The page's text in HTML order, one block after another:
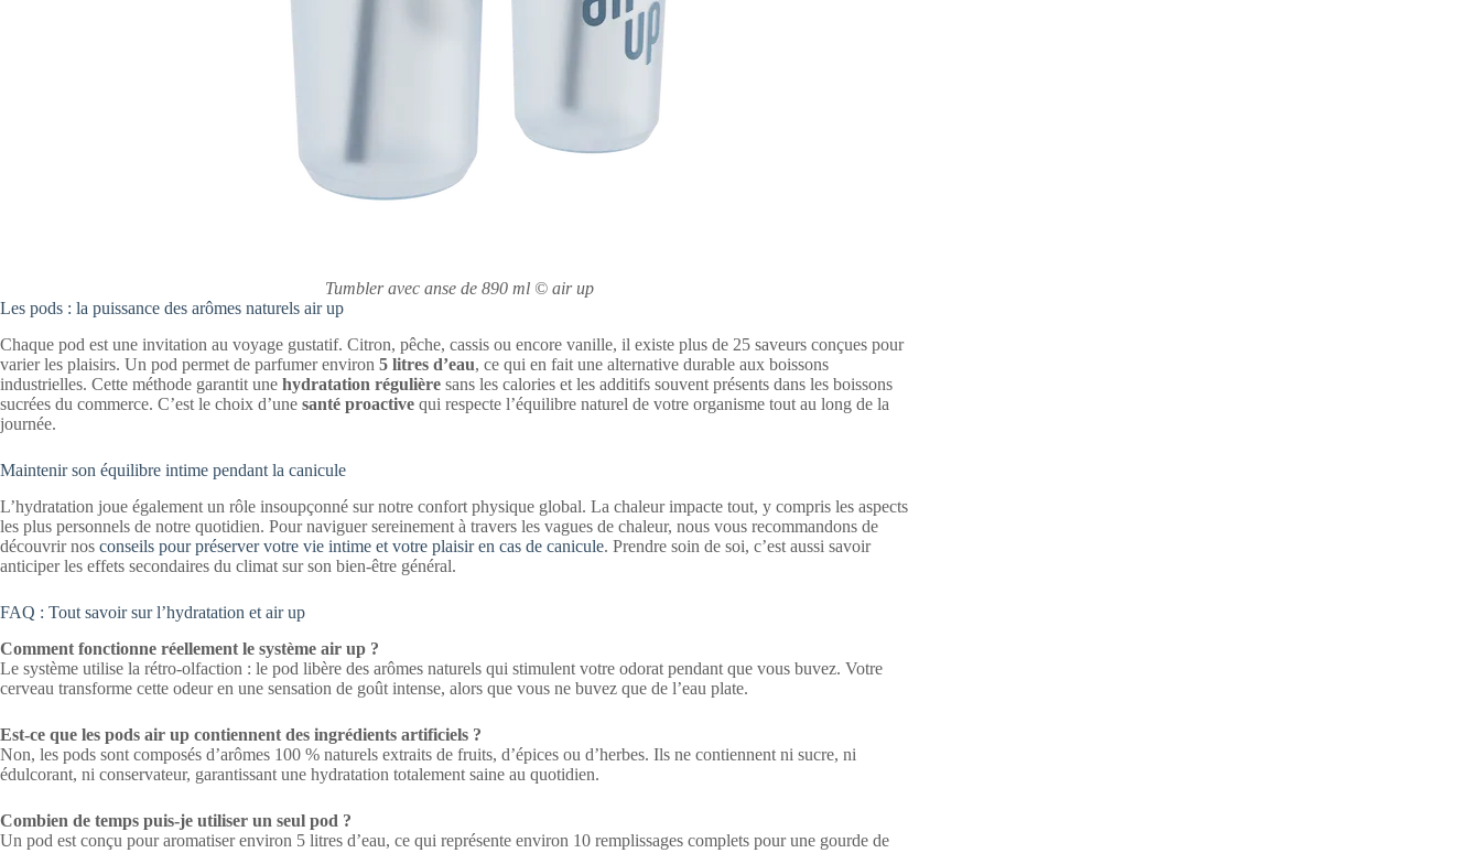
Tumbler avec anse de 890 ml © air up
Les pods : la puissance des arômes naturels air up
Chaque pod est une invitation au voyage gustatif. Citron, pêche, cassis ou encore vanille, il existe plus de 25 saveurs conçues pour
varier les plaisirs. Un pod permet de parfumer environ 5 litres d’eau, ce qui en fait une alternative durable aux boissons
industrielles. Cette méthode garantit une hydratation régulière sans les calories et les additifs souvent présents dans les boissons
sucrées du commerce. C’est le choix d’une santé proactive qui respecte l’équilibre naturel de votre organisme tout au long de la
journée.
Maintenir son équilibre intime pendant la canicule
L’hydratation joue également un rôle insoupçonné sur notre confort physique global. La chaleur impacte tout, y compris les aspects
les plus personnels de notre quotidien. Pour naviguer sereinement à travers les vagues de chaleur, nous vous recommandons de
découvrir nos conseils pour préserver votre vie intime et votre plaisir en cas de canicule. Prendre soin de soi, c’est aussi savoir
anticiper les effets secondaires du climat sur son bien-être général.
FAQ : Tout savoir sur l’hydratation et air up
Comment fonctionne réellement le système air up ?
Le système utilise la rétro-olfaction : le pod libère des arômes naturels qui stimulent votre odorat pendant que vous buvez. Votre
cerveau transforme cette odeur en une sensation de goût intense, alors que vous ne buvez que de l’eau plate.
Est-ce que les pods air up contiennent des ingrédients artificiels ?
Non, les pods sont composés d’arômes 100 % naturels extraits de fruits, d’épices ou d’herbes. Ils ne contiennent ni sucre, ni
édulcorant, ni conservateur, garantissant une hydratation totalement saine au quotidien.
Combien de temps puis-je utiliser un seul pod ?
Un pod est conçu pour aromatiser environ 5 litres d’eau, ce qui représente environ 10 remplissages complets pour une gourde de